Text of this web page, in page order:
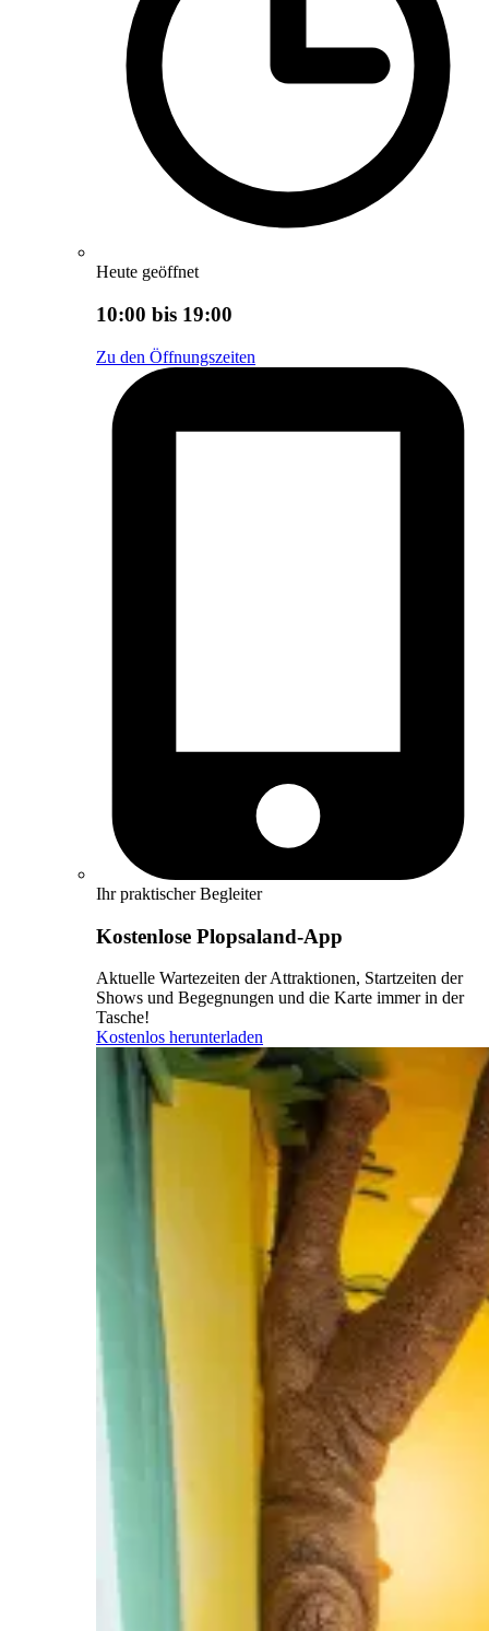
Heute geöffnet
10:00 bis 19:00
Zu den Öffnungszeiten
Ihr praktischer Begleiter
Kostenlose Plopsaland-App
Aktuelle Wartezeiten der Attraktionen, Startzeiten der
Shows und Begegnungen und die Karte immer in der
Tasche!
Kostenlos herunterladen